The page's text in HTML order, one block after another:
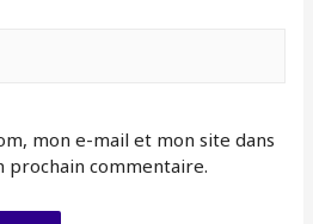
mon e-mail et mon site dans
prochain commentaire.